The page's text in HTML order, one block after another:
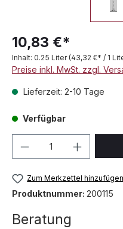
10,83 €*
Inhalt: 0.25 Liter (43,32 €* / 1
Preise inkl. MwSt. zzgl.
Lieferzeit: 2-10 Tage
Verfügbar
Produkt
Zum Merkzettel hinzufügen
Produktnummer: 200115
Beratung